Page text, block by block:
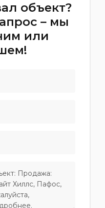
объект?
– мы
или